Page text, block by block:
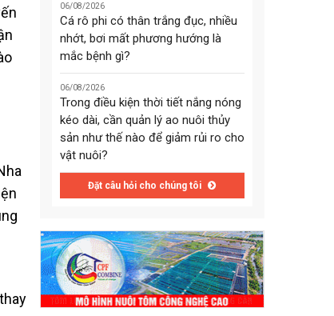
06/08/2026
Cá rô phi có thân trắng đục, nhiều
nhớt, bơi mất phương hướng là
mắc bệnh gì?
06/08/2026
Trong điều kiện thời tiết nắng nóng
kéo dài, cần quản lý ao nuôi thủy
sản như thế nào để giảm rủi ro cho
vật nuôi?
Đặt câu hỏi cho chúng tôi